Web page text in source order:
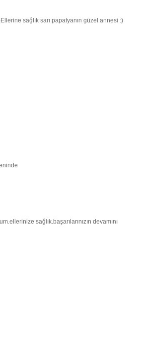
sağlık sarı papatyanın güzel annesi :)
sağlık.başarılarınızın devamını